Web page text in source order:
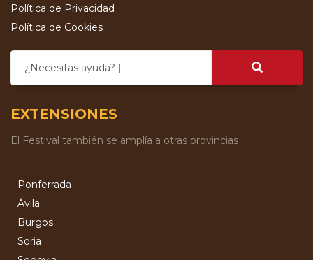
Política de Privacidad
Política de Cookies
¿Necesitas ayuda?
EXTENSIONES
El Festival también se amplía a otras provincias
Ponferrada
Ávila
Burgos
Soria